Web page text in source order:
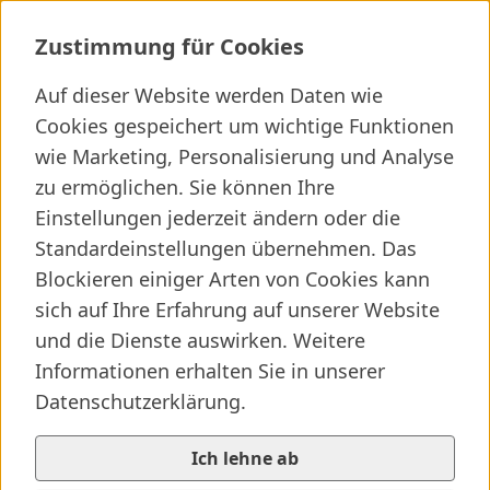
Zustimmung für Cookies
Auf dieser Website werden Daten wie
Cookies gespeichert um wichtige Funktionen
wie Marketing, Personalisierung und Analyse
zu ermöglichen. Sie können Ihre
Einstellungen jederzeit ändern oder die
Standardeinstellungen übernehmen. Das
Blockieren einiger Arten von Cookies kann
sich auf Ihre Erfahrung auf unserer Website
und die Dienste auswirken. Weitere
Informationen erhalten Sie in unserer
Datenschutzerklärung.
Ich lehne ab
Ich suche ...
Wichtige Links
Kliniken finden Presseartikel Jobs